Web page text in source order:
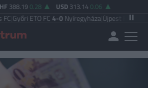
388.19 0.28 USD 313.14 0.06
FC4-0Nyíregyháza|Újpest FC4-2Debreceni